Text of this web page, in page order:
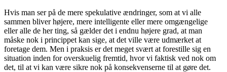
Hvis man ser på de mere spekulative ændringer, som at vi alle
sammen bliver højere, mere intelligente eller mere omgængelige
eller alle de her ting, så gælder det i endnu højere grad, at man
måske nok i princippet kan sige, at det ville være udmærket at
foretage dem. Men i praksis er det meget svært at forestille sig en
situation inden for overskuelig fremtid, hvor vi faktisk ved nok om
det, til at vi kan være sikre nok på konsekvenserne til at gøre det.